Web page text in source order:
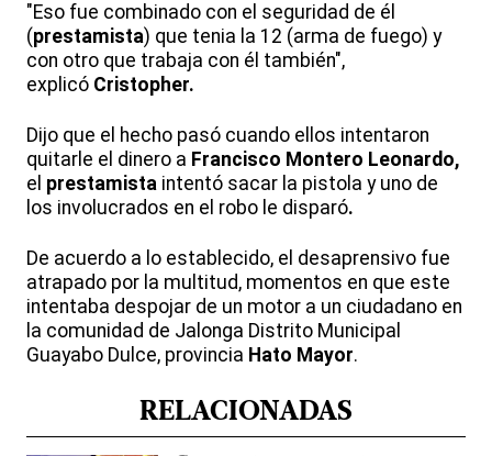
"Eso fue combinado con el seguridad de él
(prestamista) que tenia la 12 (arma de fuego) y
con otro que trabaja con él también",
explicó Cristopher.
Dijo que el hecho pasó cuando ellos intentaron
quitarle el dinero a Francisco Montero Leonardo,
el prestamista intentó sacar la pistola y uno de
los involucrados en el robo le disparó.
De acuerdo a lo establecido, el desaprensivo fue
atrapado por la multitud, momentos en que este
intentaba despojar de un motor a un ciudadano en
la comunidad de Jalonga Distrito Municipal
Guayabo Dulce, provincia Hato Mayor.
RELACIONADAS